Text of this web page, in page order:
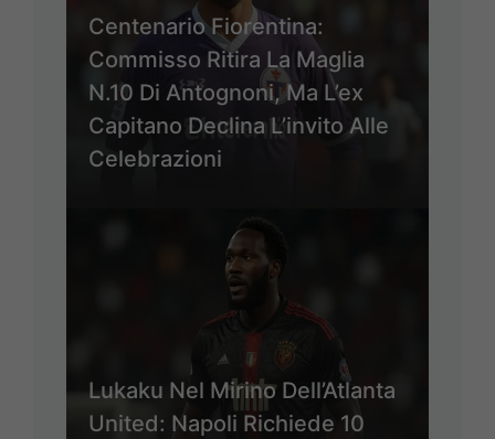
Centenario Fiorentina:
Commisso Ritira La Maglia
N.10 Di Antognoni, Ma L’ex
Capitano Declina L’invito Alle
Celebrazioni
Lukaku Nel Mirino Dell’Atlanta
United: Napoli Richiede 10